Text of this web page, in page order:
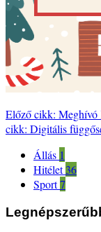
Előző cikk: Meghívó
cikk: Digitális
Állás 1
Hitélet36
Sport7